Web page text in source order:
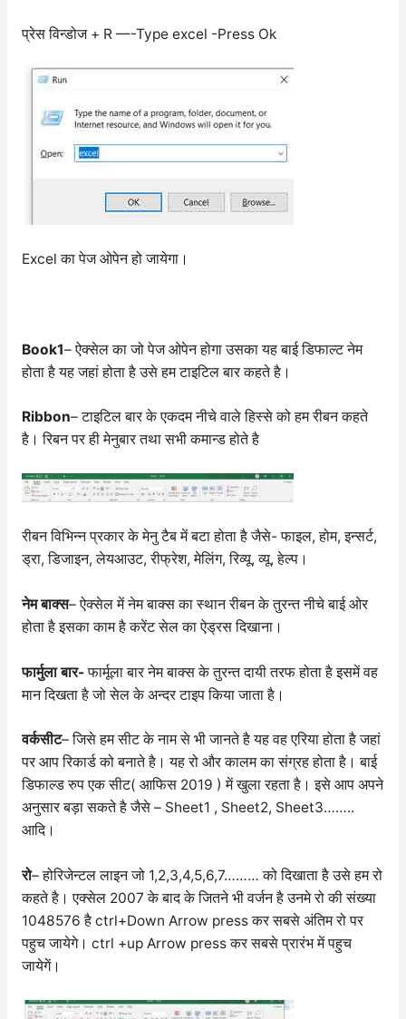
प्रेस विन्डोज + R —-Type excel -Press Ok
Excel का पेज ओपेन हो जायेगा।
Book1– ऐक्सेल का जो पेज ओपेन होगा उसका यह बाई डिफाल्ट नेम
होता है यह जहां होता है उसे हम टाइटिल बार कहते है।
Ribbon– टाइटिल बार के एकदम नीचे वाले हिस्से को हम रीबन कहते
है। रिबन पर ही मेनुबार तथा सभी कमान्ड होते है
रीबन विभिन्न प्रकार के मेनु टैब में बटा होता है जैसे- फाइल, होम, इन्सर्ट,
ड्रा, डिजाइन, लेयआउट, रीफ्रेश, मेलिंग, रिव्यू, व्यू, हेल्प।
नेम बाक्स– ऐक्सेल में नेम बाक्स का स्थान रीबन के तुरन्त नीचे बाई ओर
होता है इसका काम है करेंट सेल का ऐड्रस दिखाना।
फार्मुला बार-फार्मूला बार नेम बाक्स के तुरन्त दायी तरफ होता है इसमें वह
मान दिखता है जो सेल के अन्दर टाइप किया जाता है।
वर्कसीट– जिसे हम सीट के नाम से भी जानते है यह वह एरिया होता है जहां
पर आप रिकार्ड को बनाते है। यह रो और कालम का संग्रह होता है। बाई
डिफाल्ड रुप एक सीट( आफिस 2019 ) में खुला रहता है। इसे आप अपने
अनुसार बड़ा सकते है जैसे – Sheet1 , Sheet2, Sheet3……..
आदि।
रो– होरिजेन्टल लाइन जो 1,2,3,4,5,6,7……… को दिखाता है उसे हम रो
कहते है। एक्सेल 2007 के बाद के जितने भी वर्जन है उनमे रो की संख्या
1048576 है ctrl+Down Arrow press कर सबसे अंतिम रो पर
पहुच जायेगे। ctrl +up Arrow press कर सबसे प्रारंभ में पहुच
जायेगें।